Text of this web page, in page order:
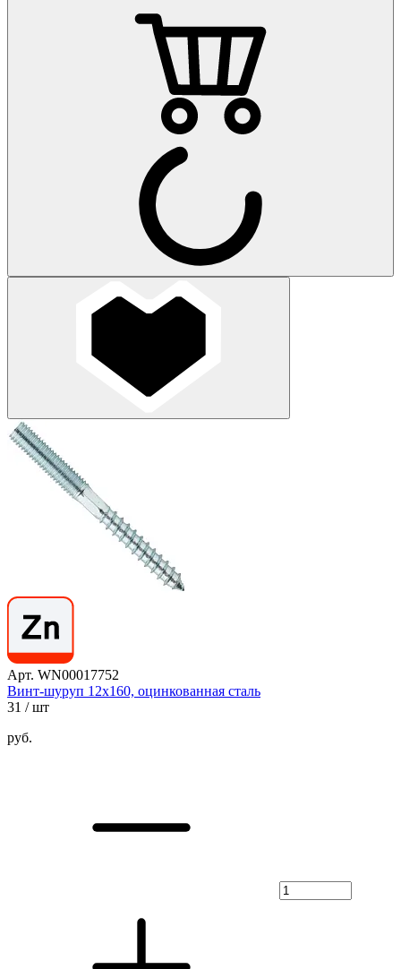
Арт. WN00017752
Винт-шуруп 12х160, оцинкованная сталь
31 / шт
руб.